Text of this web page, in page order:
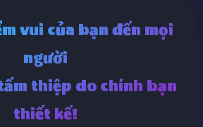
vui của bạn đến mọi
người
thiệp do chính bạn
thiết kế!